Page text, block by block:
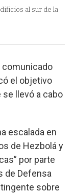
al sur de la
comunicado
el objetivo
se llevó a cabo
escalada en
de Hezbolá y
por parte
de Defensa
sobre